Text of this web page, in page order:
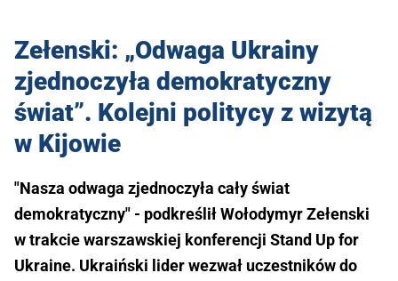
Zełenski: „Odwaga Ukrainy
zjednoczyła demokratyczny
świat”. Kolejni politycy z wizytą
w Kijowie
"Nasza odwaga zjednoczyła cały świat
demokratyczny" - podkreślił Wołodymyr Zełenski
w trakcie warszawskiej konferencji Stand Up for
Ukraine. Ukraiński lider wezwał uczestników do